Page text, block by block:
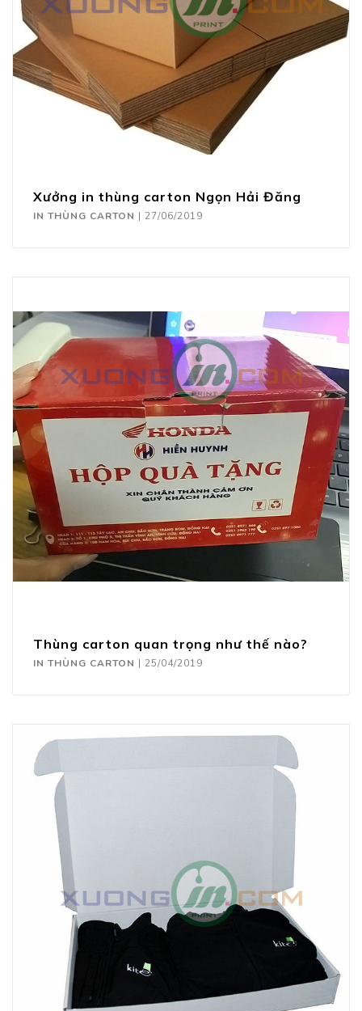
Xưởng in thùng carton Ngọn Hải Đăng
IN THÙNG CARTON | 27/06/2019
Thùng carton quan trọng như thế nào?
IN THÙNG CARTON | 25/04/2019